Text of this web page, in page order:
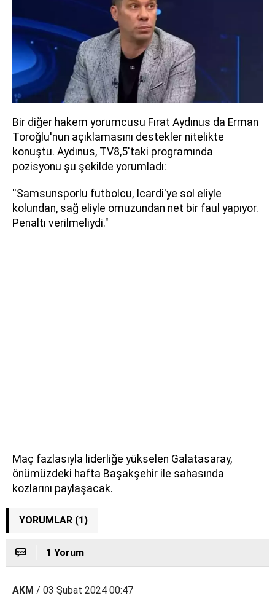
Bir diğer hakem yorumcusu Fırat Aydınus da Erman
Toroğlu'nun açıklamasını destekler nitelikte
konuştu. Aydınus, TV8,5'taki programında
pozisyonu şu şekilde yorumladı:
''Samsunsporlu futbolcu, Icardi'ye sol eliyle
kolundan, sağ eliyle omuzundan net bir faul yapıyor.
Penaltı verilmeliydi."
Maç fazlasıyla liderliğe yükselen Galatasaray,
önümüzdeki hafta Başakşehir ile sahasında
kozlarını paylaşacak.
YORUMLAR (1)
1 Yorum
AKM / 03 Şubat 2024 00:47